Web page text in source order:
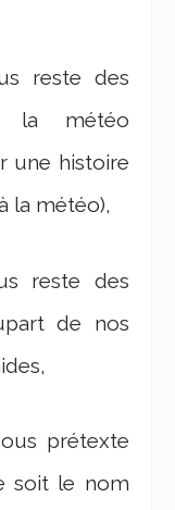
reste des
la météo
une histoire
la météo),
reste des
de nos
prétexte
soit le nom